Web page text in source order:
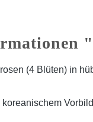
(4 Blüten) in
koreanischem